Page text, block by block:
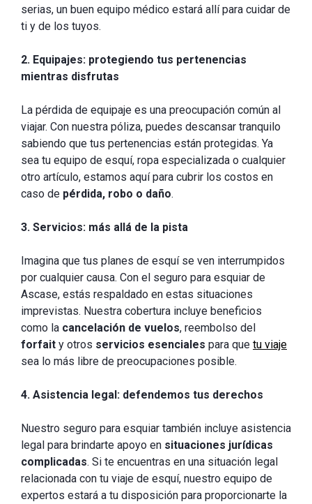
serias, un buen equipo médico estará allí para cuidar de
ti y de los tuyos.
2. Equipajes: protegiendo tus pertenencias
mientras disfrutas
La pérdida de equipaje es una preocupación común al
viajar. Con nuestra póliza, puedes descansar tranquilo
sabiendo que tus pertenencias están protegidas. Ya
sea tu equipo de esquí, ropa especializada o cualquier
otro artículo, estamos aquí para cubrir los costos en
caso de pérdida, robo o daño.
3. Servicios: más allá de la pista
Imagina que tus planes de esquí se ven interrumpidos
por cualquier causa. Con el seguro para esquiar de
Ascase, estás respaldado en estas situaciones
imprevistas. Nuestra cobertura incluye beneficios
como la cancelación de vuelos, reembolso del
forfait y otros servicios esenciales para que tu viaje
sea lo más libre de preocupaciones posible.
4. Asistencia legal: defendemos tus derechos
Nuestro seguro para esquiar también incluye asistencia
legal para brindarte apoyo en situaciones jurídicas
complicadas. Si te encuentras en una situación legal
relacionada con tu viaje de esquí, nuestro equipo de
expertos estará a tu disposición para proporcionarte la